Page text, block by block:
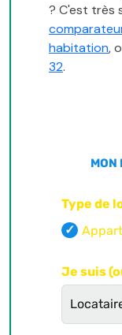
? C'est très
habitation,
32.